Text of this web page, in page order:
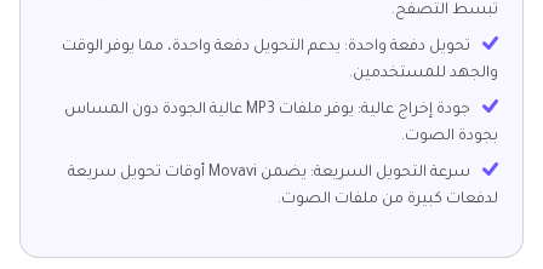
تبسط التصفح.
تحويل دفعة واحدة: يدعم التحويل دفعة واحدة، مما يوفر الوقت
والجهد للمستخدمين.
جودة إخراج عالية: يوفر ملفات MP3 عالية الجودة دون المساس
بجودة الصوت.
سرعة التحويل السريعة: يضمن Movavi أوقات تحويل سريعة
لدفعات كبيرة من ملفات الصوت.